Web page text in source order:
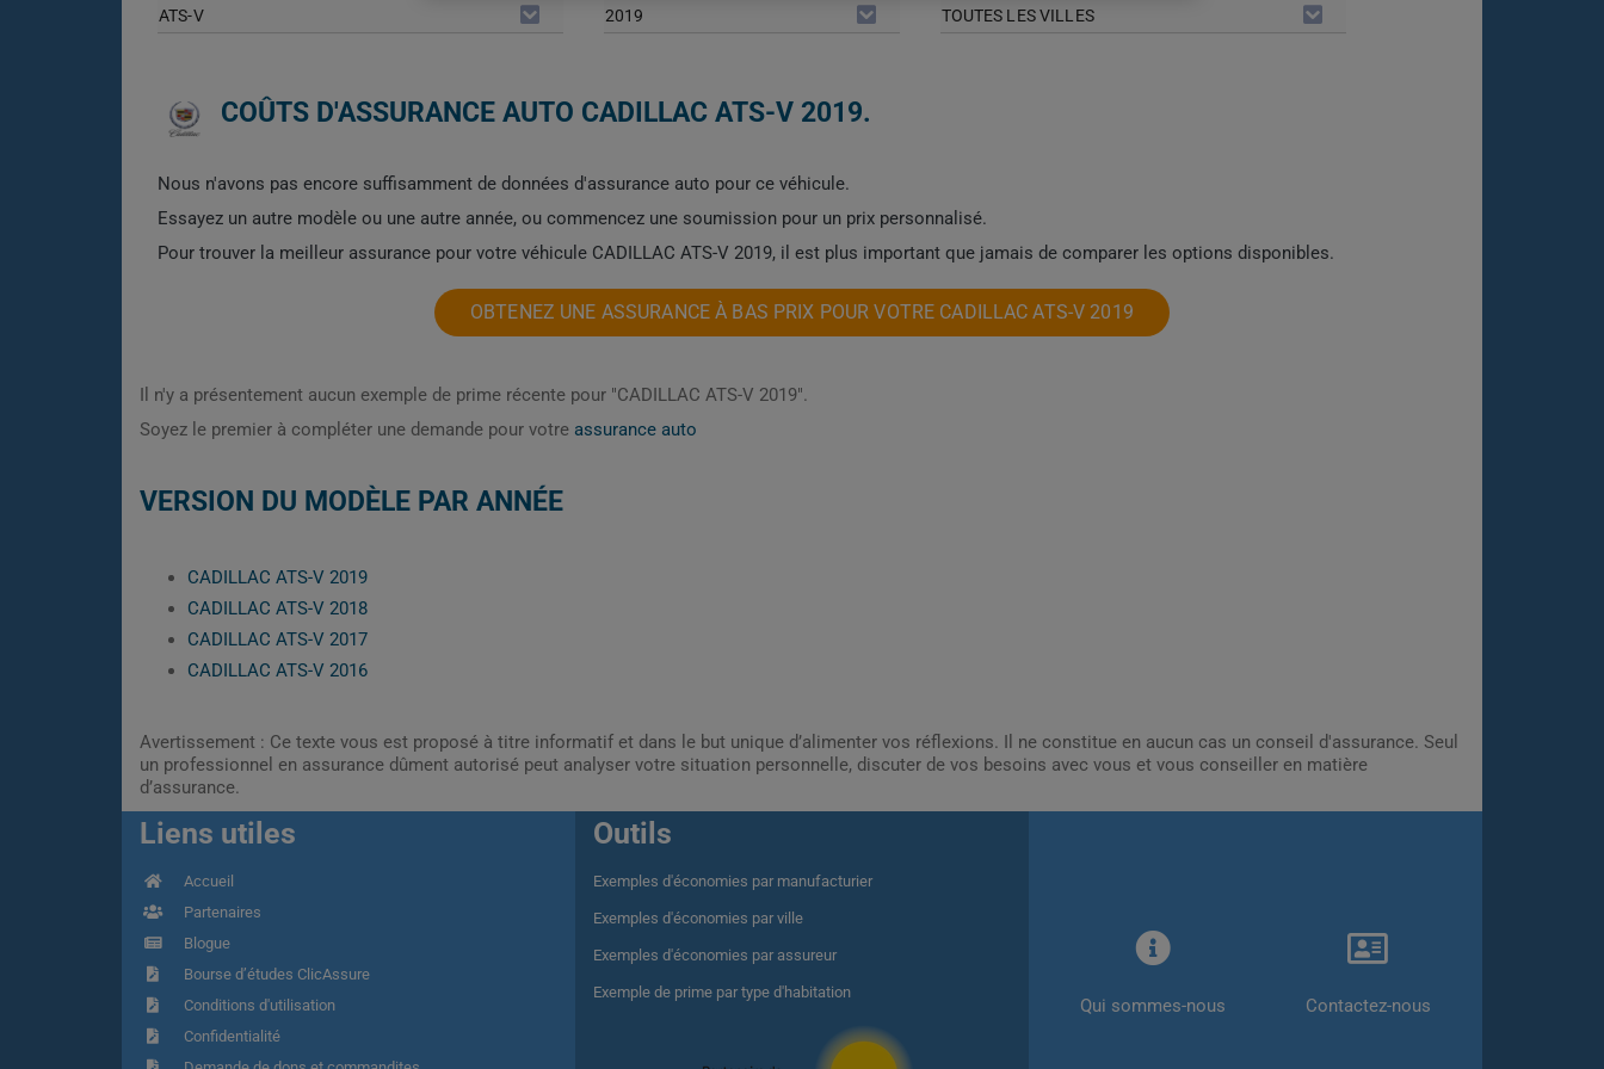
ATS-V 2019 TOUTES LES VILLES
COÛTS D'ASSURANCE AUTO CADILLAC ATS-V 2019.
Nous n'avons pas encore suffisamment de données d'assurance auto pour ce véhicule.
Essayez un autre modèle ou une autre année, ou commencez une soumission pour un prix personnalisé.
Pour trouver la meilleur assurance pour votre véhicule CADILLAC ATS-V 2019, il est plus important que jamais de comparer les options disponibles.
OBTENEZ UNE ASSURANCE À BAS PRIX POUR VOTRE CADILLAC ATS-V 2019
Il n'y a présentement aucun exemple de prime récente pour "CADILLAC ATS-V 2019".
Soyez le premier à compléter une demande pour votre assurance auto
VERSION DU MODÈLE PAR ANNÉE
CADILLAC ATS-V 2019
CADILLAC ATS-V 2018
CADILLAC ATS-V 2017
CADILLAC ATS-V 2016
Avertissement : Ce texte vous est proposé à titre informatif et dans le but unique d’alimenter vos réflexions. Il ne constitue en aucun cas un conseil d'assurance. Seul
un professionnel en assurance dûment autorisé peut analyser votre situation personnelle, discuter de vos besoins avec vous et vous conseiller en matière
d’assurance.
Liens utiles
Accueil
Partenaires
Blogue
Bourse d’études ClicAssure
Conditions d'utilisation
Confidentialité
Outils
Exemples d'économies par manufacturier
Exemples d'économies par ville
Exemples d'économies par assureur
Exemple de prime par type d'habitation
Qui sommes-nous Contactez-nous